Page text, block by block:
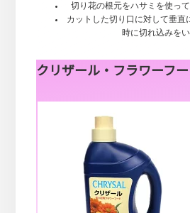
切り花の根元をハサミを使っ
カットした切り口に対して垂直
時に切れ込みをい
クリザール・フラワーフ